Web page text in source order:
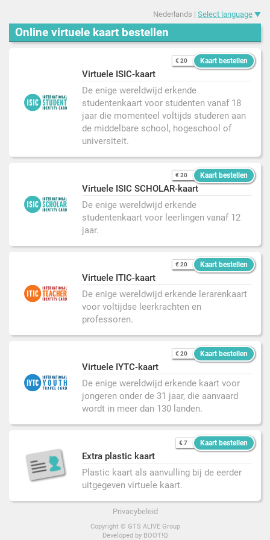
Nederlands | Select language
Online virtuele kaart bestellen
Virtuele ISIC-kaart
€ 20 Kaart bestellen
De enige wereldwijd erkende
studentenkaart voor studenten vanaf 18
jaar die momenteel voltijds studeren aan
de middelbare school, hogeschool of
universiteit.
Virtuele ISIC SCHOLAR-kaart
€ 20 Kaart bestellen
De enige wereldwijd erkende
studentenkaart voor leerlingen vanaf 12
jaar.
Virtuele ITIC-kaart
€ 20 Kaart bestellen
De enige wereldwijd erkende lerarenkaart
voor voltijdse leerkrachten en
professoren.
Virtuele IYTC-kaart
€ 20 Kaart bestellen
De enige wereldwijd erkende kaart voor
jongeren onder de 31 jaar, die aanvaard
wordt in meer dan 130 landen.
Extra plastic kaart
€ 7 Kaart bestellen
Plastic kaart als aanvulling bij de eerder
uitgegeven virtuele kaart.
Privacybeleid
Copyright © GTS ALIVE Group
Developed by BOOT!Q